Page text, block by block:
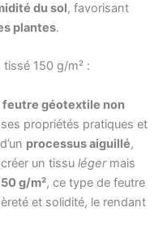
du sol, favorisant
plantes.
150 g/m² :
feutre géotextile non
propriétés pratiques et
processus aiguillé,
un tissu légermais
g/m², ce type de feutre
et solidité, le rendant